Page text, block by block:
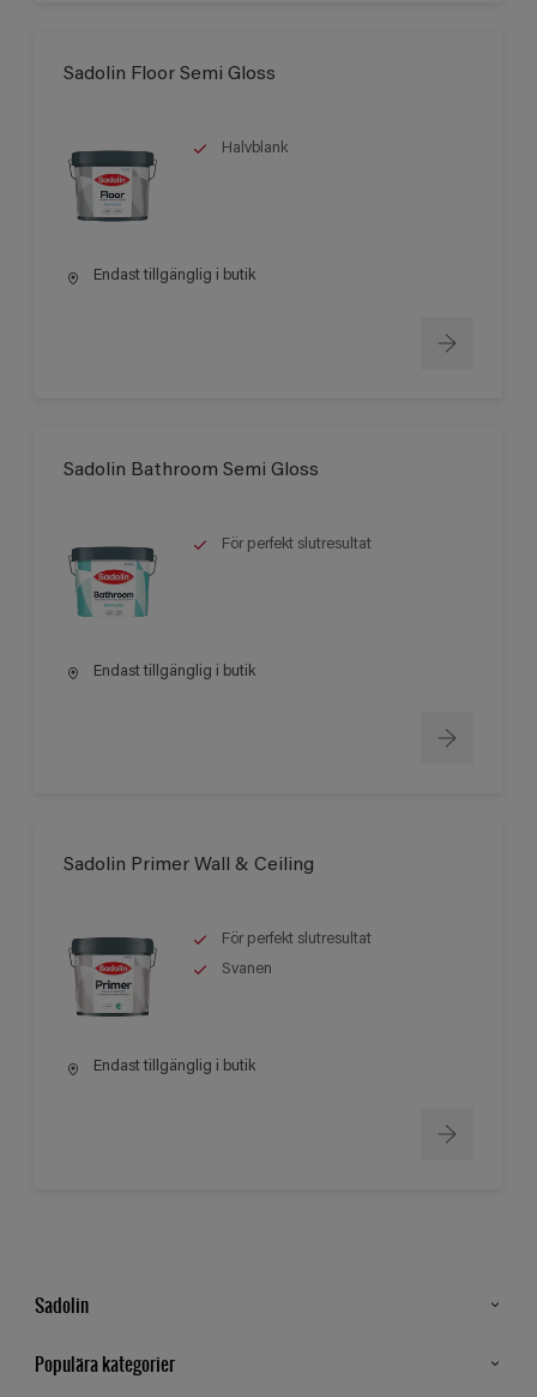
Sadolin Floor Semi Gloss
Halvblank
Endast tillgänglig i butik
Sadolin Bathroom Semi Gloss
För perfekt slutresultat
Endast tillgänglig i butik
Sadolin Primer Wall & Ceiling
För perfekt slutresultat
Svanen
Endast tillgänglig i butik
Sadolin
Populära kategorier